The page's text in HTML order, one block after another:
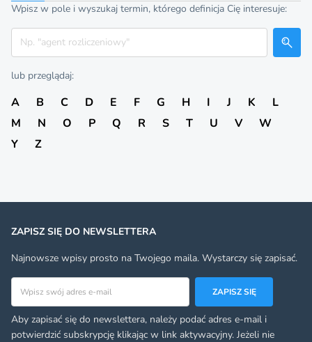
Wpisz w pole i wyszukaj termin, którego definicja Cię interesuje:
Szukaj
lub przeglądaj:
A B C D E F G H I J K
L
M
N O P Q R S T U V
W
Y
Z
ZAPISZ SIĘ DO NEWSLETTERA
Najnowsze wpisy prosto na Twojego maila. Wystarczy się zapisać.
Adres email
ZAPISZ SIĘ
Aby zapisać się do newslettera, należy podać adres e-mail i
potwierdzić subskrypcję klikając w link aktywacyjny. Jeżeli nie